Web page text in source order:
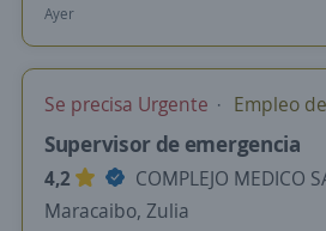
Ayer
Se precisa Urgente Empleo
Supervisor de emergencia
4,2
COMPLEJO MEDICO
Maracaibo, Zulia